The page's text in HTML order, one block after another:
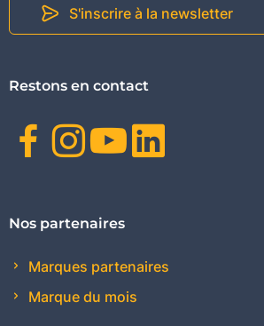
S'inscrire à la newsletter
Restons en contact
Facebook
Instagram
Youtube
Nos partenaires
Marques partenaires
Marque du mois